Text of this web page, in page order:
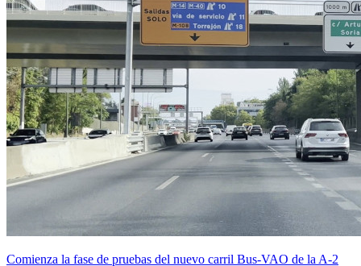
Comienza la fase de pruebas del nuevo carril Bus-VAO de la A-2